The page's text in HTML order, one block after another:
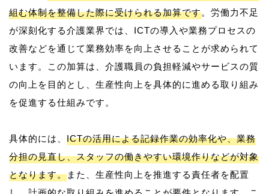
組む体制を整備した際に受けられる加算です。労働力不足
が深刻化する介護業界では、ICTの導入や業務プロセスの
改善などを通じて業務効率を向上させることが求められて
います。この加算は、介護職員の負担軽減やサービスの質
の向上を目的とし、生産性向上を具体的に進める取り組み
を促進する仕組みです。
具体的には、 ICTの活用による記録作業の効率化や、業務
分担の見直し、スタッフの働きやすい環境作りなどが対象
となります。また、生産性向上を推進する責任者を配置